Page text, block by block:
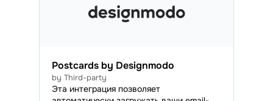
Postcards by Designmodo
by Third-party
Эта интеграция позволяет